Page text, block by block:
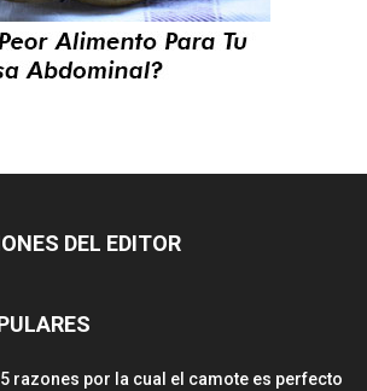
DEL EDITOR
razones por la cual el camote es perfecto